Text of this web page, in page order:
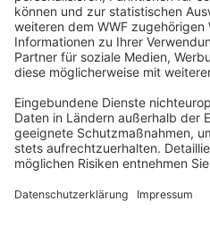
Registriert als Stiftung WWF
Justiz Berlin, Az: 3416/976/2
Umsatzsteuer-
Freistellungsbescheid: Als
von der Körperschaftssteuer
Steuernummer 27/641/09321